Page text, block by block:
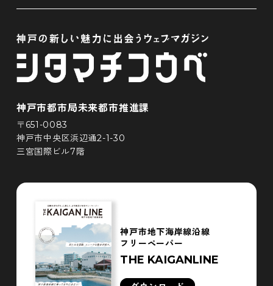
神戸市都市局未来都市推進課
〒651-0083
神戸市中央区浜辺通2-1-30
三宮国際ビル7階
神戸市地下海岸線沿線
フリーペーパー
THE KAIGANLINE